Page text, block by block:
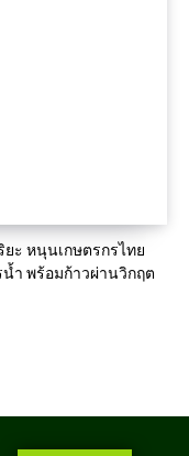
ยะ หนุนเกษตรกรไทย
ำ พร้อมก้าวผ่านวิกฤต